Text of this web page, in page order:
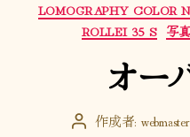
LOMOGRAPHY COLOR
ROLLEI 35 S 写
オー
投 作成者: webmaster